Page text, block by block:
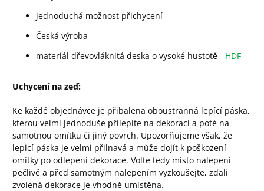
jednoduchá možnost přichycení
Česká výroba
materiál dřevovláknitá deska o vysoké hustotě - HDF
Uchycení na zeď:
Ke každé objednávce je přibalena oboustranná lepící páska,
kterou velmi jednoduše přilepíte na dekoraci a poté na
samotnou omítku či jiný povrch. Upozorňujeme však, že
lepicí páska je velmi přilnavá a může dojít k poškození
omítky po odlepení dekorace. Volte tedy místo nalepení
pečlivě a před samotným nalepením vyzkoušejte, zdali
zvolená dekorace je vhodně umístěna.